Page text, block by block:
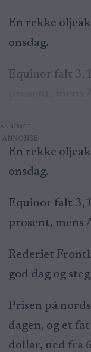
En rekke
onsdag.
Equinor falt
ANNONSE
En rekke
onsdag.
Equinor falt
prosent, mens
Rederiet
god dag og
Prisen på
dagen, og et
dollar, ned fra